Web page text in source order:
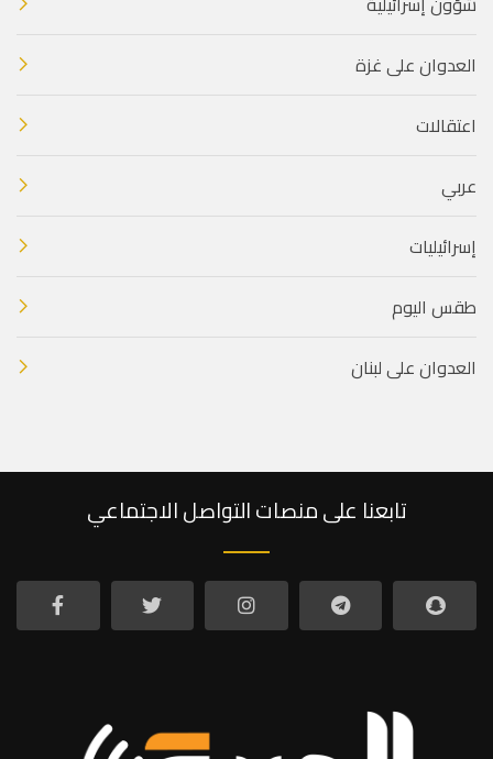
العدوان على غزة
اعتقالات
عربي
إسرائيليات
طقس اليوم
العدوان على لبنان
تابعنا على منصات التواصل الاجتماعي